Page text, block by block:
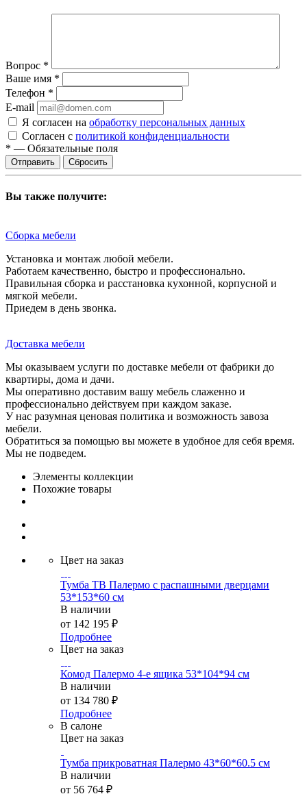
Вопрос *
Ваше имя *
Телефон *
E-mail
Я согласен на обработку персональных данных
Согласен с политикой конфиденциальности
* — Обязательные поля
Сбросить
Вы также получите:
Сборка мебели
Установка и монтаж любой мебели.
Работаем качественно, быстро и профессионально.
Правильная сборка и расстановка кухонной, корпусной и
мягкой мебели.
Приедем в день звонка.
Доставка мебели
Мы оказываем услуги по доставке мебели от фабрики до
квартиры, дома и дачи.
Мы оперативно доставим вашу мебель слаженно и
профессионально действуем при каждом заказе.
У нас разумная ценовая политика и возможность завоза
мебели.
Обратиться за помощью вы можете в удобное для себя время.
Мы не подведем.
Элементы коллекции
Похожие товары
Цвет на заказ
Тумба ТВ Палермо с распашными дверцами
53*153*60 см
В наличии
от 142 195 ₽
Подробнее
Цвет на заказ
Комод Палермо 4-е ящика 53*104*94 см
В наличии
от 134 780 ₽
Подробнее
В салоне
Цвет на заказ
Тумба прикроватная Палермо 43*60*60.5 см
В наличии
от 56 764 ₽